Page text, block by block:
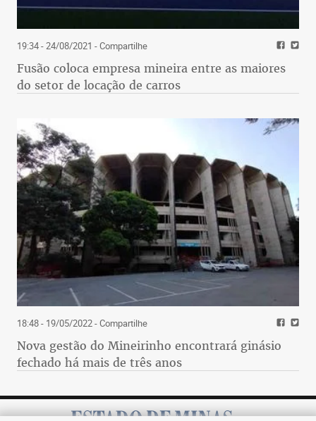
19:34 - 24/08/2021 - Compartilhe
Fusão coloca empresa mineira entre as maiores
do setor de locação de carros
18:48 - 19/05/2022- Compartilhe
Nova gestão do Mineirinho encontrará ginásio
fechado há mais de três anos